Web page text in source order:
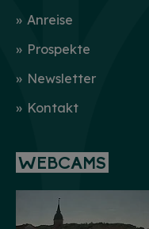
Anreise
Prospekte
Newsletter
Kontakt
WEBCAMS